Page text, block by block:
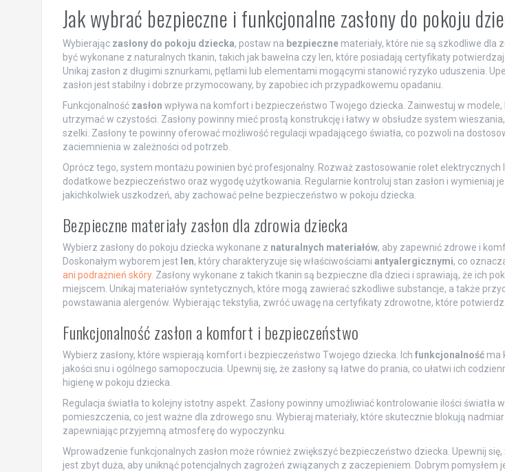
Jak wybrać bezpieczne i funkcjonalne zasłony do pokoju
Wybierając zasłony do pokoju dziecka, postaw na bezpiecznemateriały, które nie są szkodliwe dla
być wykonane z naturalnych tkanin, takich jak bawełna czy len, które posiadają certyfikaty
Unikaj zasłon z długimi sznurkami, pętlami lub elementami mogącymi stanowić ryzyko uduszenia.
zasłon jest stabilny i dobrze przymocowany, by zapobiec ich przypadkowemu opadaniu.
Funkcjonalność zasłon wpływa na komfort i bezpieczeństwo Twojego dziecka. Zainwestuj w modele,
utrzymać w czystości. Zasłony powinny mieć prostą konstrukcję i łatwy w obsłudze system
szelki. Zasłony te powinny oferować możliwość regulacji wpadającego światła, co pozwoli na
zaciemnienia w zależności od potrzeb.
Oprócz tego, system montażu powinien być profesjonalny. Rozważ zastosowanie rolet elektrycznych
dodatkowe bezpieczeństwo oraz wygodę użytkowania. Regularnie kontroluj stan zasłon i wymieniaj
jakichkolwiek uszkodzeń, aby zachować pełne bezpieczeństwo w pokoju dziecka.
Bezpieczne materiały zasłon dla zdrowia dziecka
Wybierz zasłony do pokoju dziecka wykonane z naturalnych materiałów, aby zapewnić zdrowe i
Doskonałym wyborem jest len, który charakteryzuje się właściwościami antyalergicznymi, co
ani podrażnień skóry. Zasłony wykonane z takich tkanin są bezpieczne dla dzieci i sprawiają, że ich
miejscem. Unikaj materiałów syntetycznych, które mogą zawierać szkodliwe substancje, a także
powstawania alergenów. Wybierając tekstylia, zwróć uwagę na certyfikaty zdrowotne, które
Funkcjonalność zasłon a komfort i bezpieczeństwo
Wybierz zasłony, które wspierają komfort i bezpieczeństwo Twojego dziecka. Ich funkcjonalnośćma
jakości snu i ogólnego samopoczucia. Upewnij się, że zasłony są łatwe do prania, co ułatwi ich
higienę w pokoju dziecka.
Regulacja światła to kolejny istotny aspekt. Zasłony powinny umożliwiać kontrolowanie ilości światła
pomieszczenia, co jest ważne dla zdrowego snu. Wybieraj materiały, które skutecznie blokują
zapewniając przyjemną atmosferę do wypoczynku.
Wprowadzenie funkcjonalnych zasłon może również zwiększyć bezpieczeństwo dziecka. Upewnij się,
jest zbyt duża, aby uniknąć potencjalnych zagrożeń związanych z zaczepieniem. Dobrym pomysłem